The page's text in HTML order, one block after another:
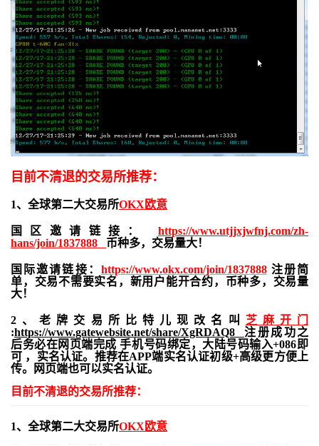
目前不清退的交易所推荐：
1、全球第二大交易所OKX欧意
国区邀请链接： https://www.utjjxjwfnj.com/zh-
hans/join/1837888 币种多，交易量大！
国际邀请链接： https://www.okx.com/join/1837888注册简
单，交易不需要实名，新用户能开合约， 币种多，交易量
大！
2、老牌交易所比特儿现改名叫 芝麻开门
:https://www.gatewebsite.net/share/XgRDAQ8 注册成功之
后务必在网页端完成 手机号码绑定，大陆号码输入+086即
可 ，实名认证。推荐在APP端实名认证初级+高级更方便上
传。网页端也可以实名认证。
目前不清退的交易所推荐：
1、全球第二大交易所OKX欧意